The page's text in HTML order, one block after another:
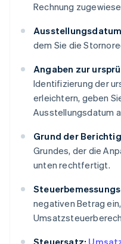
Rechnung
dem Sie die
Angaben zur
Identifizierung der
erleichtern, geben
Ausstellungsdatum
Grund der
Grundes, der die
unten rechtfertigt.
negativen Betrag